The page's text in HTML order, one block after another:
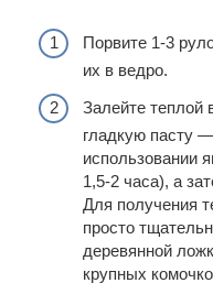
Порвите 1-3
их в ведро.
Залейте теплой
гладкую пасту
использовании
1,5-2 часа), а
Для получения
просто
деревянной
крупных